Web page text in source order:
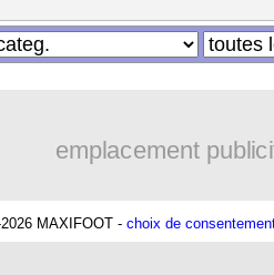
emplacement
MAXIFOOT - choix de